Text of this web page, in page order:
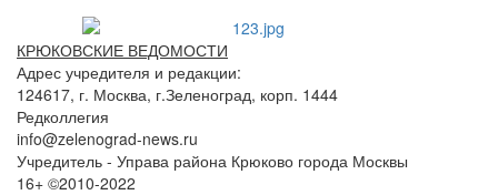
КРЮКОВСКИЕ ВЕДОМОСТИ
Адрес учредителя и редакции:
124617, г. Москва, г.Зеленоград, корп. 1444
Редколлегия
info@zelenograd-news.ru
Учредитель - Управа района Крюково города Москвы
16+ ©2010-2022